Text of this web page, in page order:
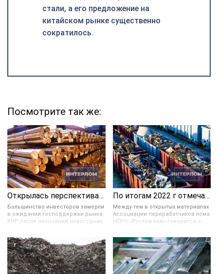
стали, а его предложение на
китайском рынке существенно
сократилось.
Посмотрите так же:
Открылась перспектива укрепления цветных металлов в цене
Большинство инвесторов замерли
в ожидании господдержки рынка
КНР после окончания новогодних
мартовских плановых заседаний
руководства Поднебесной. Они
также предрекают увеличение
стоимости цвет. металлов в
случае, если укрепление доллара,
а также логистические и
По итогам 2022 г отмечается значительное снижение ломозаготовки в России
Между тем в открытых материалах
Ассоциации переработчиков лома
НСРО «Руслом.ком» говорится о
экспорта ломозаготовки в 2030
году. Согласно прогнозируемому
сценарию с 2023 по 2030 год в РФ
можно будет наблюдать
тенденцию увеличения экспорта
лома. И в 2030 году он может